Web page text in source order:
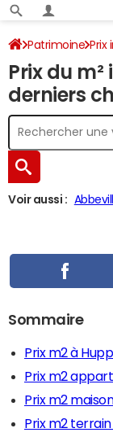
Patrimoine Prix
Prix du
derniers
Voir aussi :
Sommaire
Prix m2 à
Prix m2
Prix m2
Prix m2